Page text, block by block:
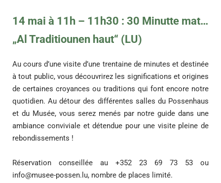
14 mai à 11h – 11h30 : 30 Minutte mat…
„Al Traditiounen haut“ (LU)
Au cours d’une visite d’une trentaine de minutes et destinée
à tout public, vous découvrirez les significations et origines
de certaines croyances ou traditions qui font encore notre
quotidien. Au détour des différentes salles du Possenhaus
et du Musée, vous serez menés par notre guide dans une
ambiance conviviale et détendue pour une visite pleine de
rebondissements !
Réservation conseillée au +352 23 69 73 53 ou
info@musee-possen.lu, nombre de places limité.